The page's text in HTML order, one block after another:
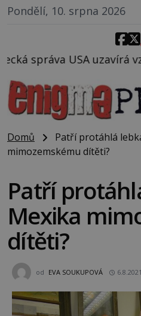
Pondělí, 10. srpna 2026
vzdušný prostor nad
Domů
Patří protáhlá
mimozemskému dítěti?
Patří
Mexika
dítěti?
od EVA SOUKUPOVÁ 6.8.2021